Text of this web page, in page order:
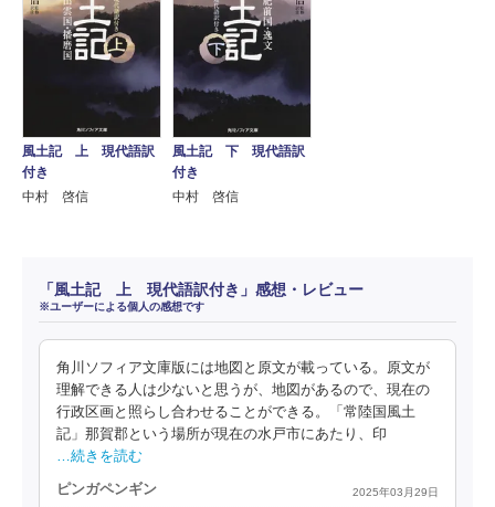
風土記 上 現代語訳
付き
中村 啓信
風土記 下 現代語訳
付き
中村 啓信
「風土記 上 現代語訳付き」感想・レビュー
※ユーザーによる個人の感想です
角川ソフィア文庫版には地図と原文が載っている。原文が
理解できる人は少ないと思うが、地図があるので、現在の
行政区画と照らし合わせることができる。「常陸国風土
記」那賀郡という場所が現在の水戸市にあたり、印
…続きを読む
ピンガペンギン 2025年03月29日